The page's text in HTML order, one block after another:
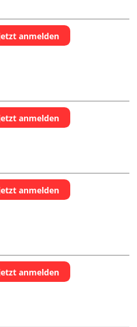
anmelden
anmelden
anmelden
anmelden